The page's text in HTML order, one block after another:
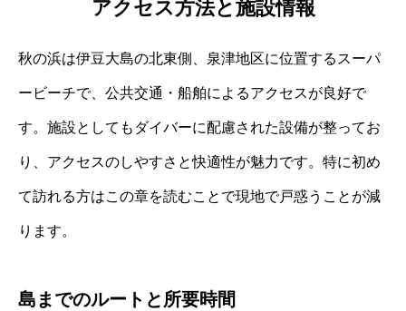
アクセス方法と施設情報
秋の浜は伊豆大島の北東側、泉津地区に位置するスーパ
ービーチで、公共交通・船舶によるアクセスが良好で
す。施設としてもダイバーに配慮された設備が整ってお
り、アクセスのしやすさと快適性が魅力です。特に初め
て訪れる方はこの章を読むことで現地で戸惑うことが減
ります。
島までのルートと所要時間